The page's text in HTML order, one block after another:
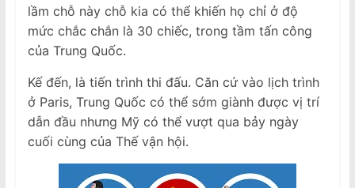
lầm chỗ này chỗ kia có thể khiến họ chỉ ở độ
mức chắc chắn là 30 chiếc, trong tầm tấn công
của Trung Quốc.
Kế đến, là tiến trình thi đấu. Căn cứ vào lịch trình
ở Paris, Trung Quốc có thể sớm giành được vị trí
dẫn đầu nhưng Mỹ có thể vượt qua bảy ngày
cuối cùng của Thế vận hội.